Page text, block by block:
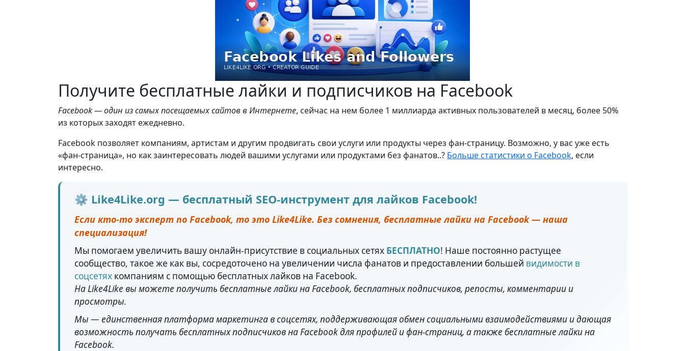
Получите бесплатные лайки и подписчиков на Facebook
Facebook — один из самых посещаемых сайтов в Интернете, сейчас на нем более 1 миллиарда активных пользователей в месяц, более 50%
из которых заходят ежедневно.
Facebook позволяет компаниям, артистам и другим продвигать свои услуги или продукты через фан-страницу. Возможно, у вас уже есть
«фан-страница», но как заинтересовать людей вашими услугами или продуктами без фанатов..? Больше статистики о Facebook, если
интересно.
⚙️ Like4Like.org — бесплатный SEO-инструмент для лайков Facebook!
Если кто-то эксперт по Facebook, то это Like4Like. Без сомнения, бесплатные лайки на Facebook — наша
специализация!
Мы помогаем увеличить вашу онлайн-присутствие в социальных сетях БЕСПЛАТНО! Наше постоянно растущее
сообщество, такое же как вы, сосредоточено на увеличении числа фанатов и предоставлении большей видимости в
соцсетях компаниям с помощью бесплатных лайков на Facebook.
На Like4Like вы можете получить бесплатные лайки на Facebook, бесплатных подписчиков, репосты, комментарии и
просмотры.
Мы — единственная платформа маркетинга в соцсетях, поддерживающая обмен социальными взаимодействиями и дающая
возможность получать бесплатных подписчиков на Facebook для профилей и фан-страниц, а также бесплатные лайки на
Facebook.